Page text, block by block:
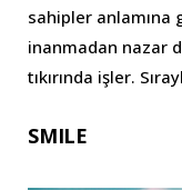
sahipler anlamına
inanmadan nazar
tıkırında işler.
SMILE